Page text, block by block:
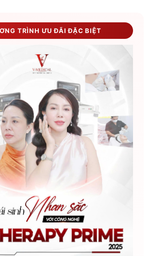
TRÌNH ƯU ĐÃI ĐẶC BIỆT